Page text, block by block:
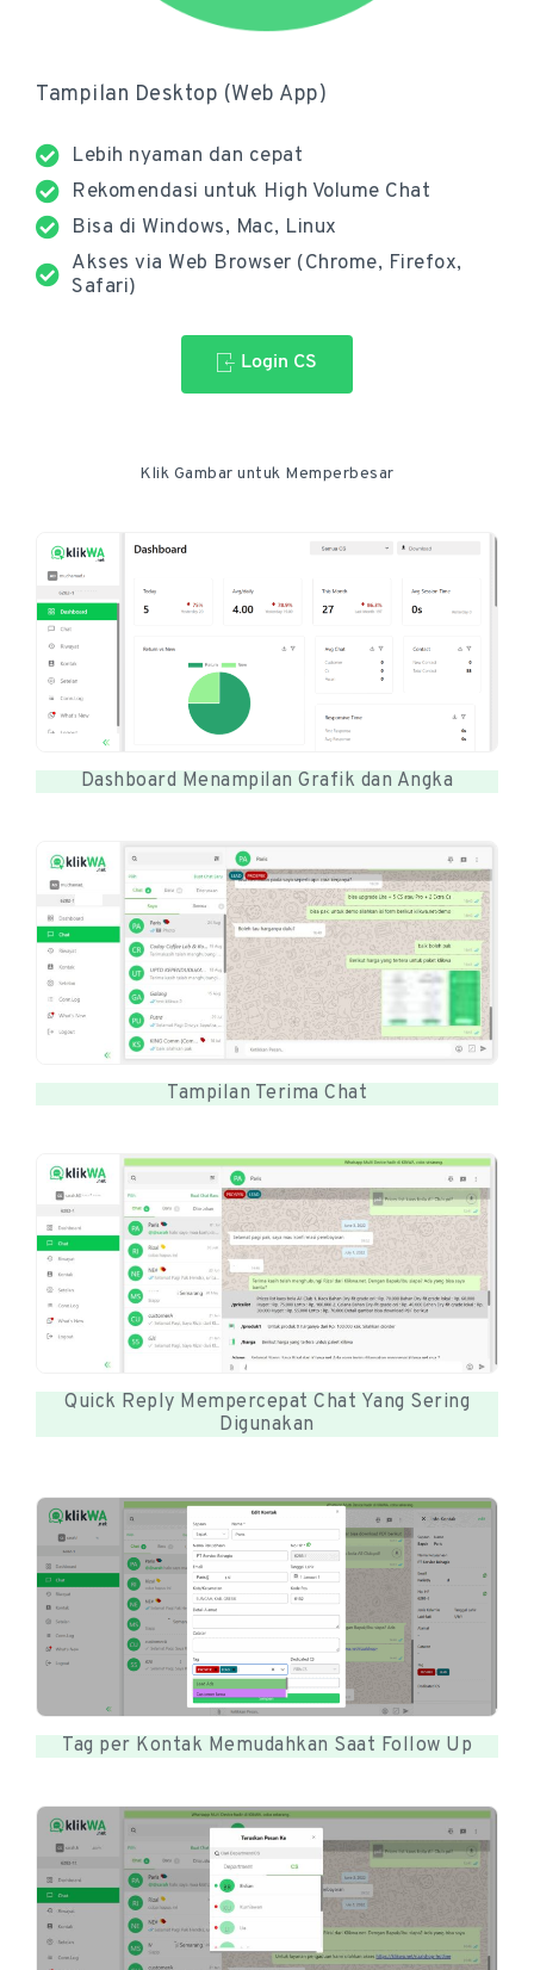
Tampilan Desktop (Web App)
Lebih nyaman dan cepat
Rekomendasi untuk High Volume Chat
Bisa di Windows, Mac, Linux
Akses via Web Browser (Chrome, Firefox,
Safari)
Login CS
Klik Gambar untuk Memperbesar
Dashboard Menampilan Grafik dan Angka
Tampilan Terima Chat
Quick Reply Mempercepat Chat Yang Sering
Digunakan
Tag per Kontak Memudahkan Saat Follow Up